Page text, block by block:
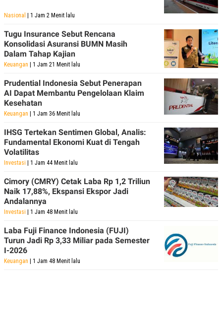
Nasional | 1 Jam 2 Menit lalu
Tugu Insurance Sebut Rencana
Konsolidasi Asuransi BUMN Masih
Dalam Tahap Kajian
Keuangan | 1 Jam 21 Menit lalu
Prudential Indonesia Sebut Penerapan
AI Dapat Membantu Pengelolaan Klaim
Kesehatan
Keuangan | 1 Jam 36 Menit lalu
IHSG Tertekan Sentimen Global, Analis:
Fundamental Ekonomi Kuat di Tengah
Volatilitas
Investasi | 1 Jam 44 Menit lalu
Cimory (CMRY) Cetak Laba Rp 1,2 Triliun
Naik 17,88%, Ekspansi Ekspor Jadi
Andalannya
Investasi | 1 Jam 48 Menit lalu
Laba Fuji Finance Indonesia (FUJI)
Turun Jadi Rp 3,33 Miliar pada Semester
I-2026
Keuangan | 1 Jam 48 Menit lalu